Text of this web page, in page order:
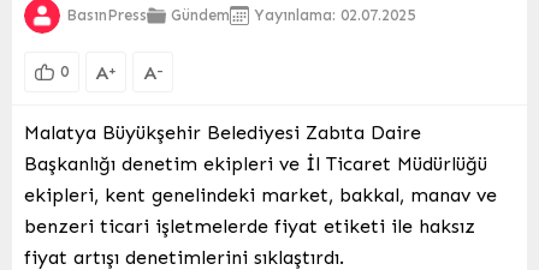
BasınPress Gündem Yayınlama: 02.07.2025
0 A+ A-
Malatya Büyükşehir Belediyesi Zabıta Daire
Başkanlığı denetim ekipleri ve İl Ticaret Müdürlüğü
ekipleri, kent genelindeki market, bakkal, manav ve
benzeri ticari işletmelerde fiyat etiketi ile haksız
fiyat artışı denetimlerini sıklaştırdı.